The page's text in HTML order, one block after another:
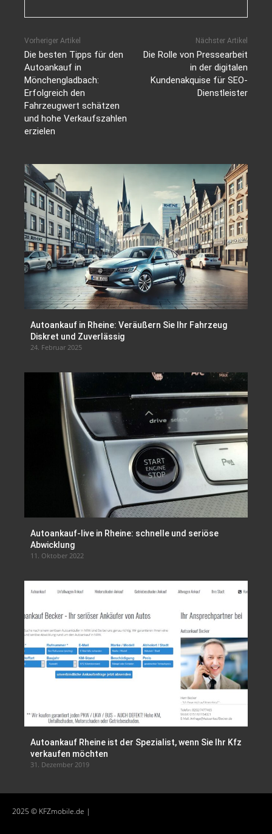
Vorheriger Artikel
Die besten Tipps für den
Autoankauf in
Mönchengladbach:
Erfolgreich den
Fahrzeugwert schätzen
und hohe Verkaufszahlen
erzielen
Nächster Artikel
Die Rolle von Pressearbeit
in der digitalen
Kundenakquise für SEO-
Dienstleister
Autoankauf in Rheine: Veräußern Sie Ihr Fahrzeug
Diskret und Zuverlässig
24. Februar 2025
Autoankauf-live in Rheine: schnelle und seriöse
Abwicklung
11. Oktober 2022
Autoankauf Rheine ist der Spezialist, wenn Sie Ihr Kfz
verkaufen möchten
31. Dezember 2019
2025 © KFZmobile.de |